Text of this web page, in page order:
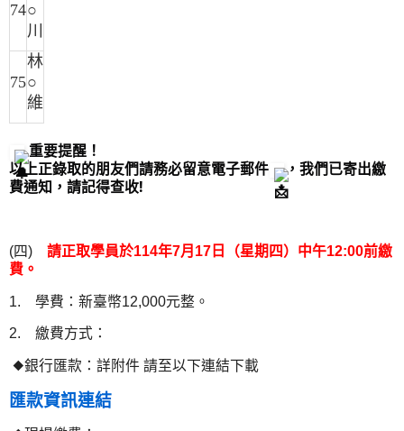
74○
川
75
林
○
維
重要提醒！
以上正錄取的朋友們請務必留意電子郵件
，我們已寄出繳
費通知，請記得查收!
(四)
請正取學員於114年7月17日（星期四）中午12:00前繳
費。
1. 學費：新臺幣12,000元整。
2. 繳費方式：
◆銀行匯款：詳附件 請至以下連結下載
匯款資訊連結